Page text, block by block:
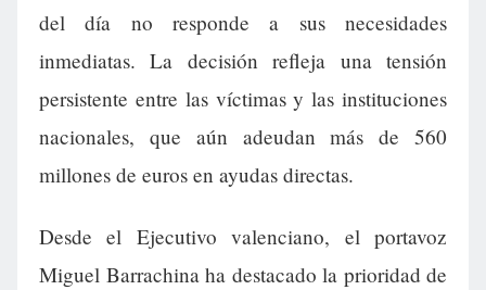
del día no responde a sus necesidades
inmediatas. La decisión refleja una tensión
persistente entre las víctimas y las instituciones
nacionales, que aún adeudan más de 560
millones de euros en ayudas directas.
Desde el Ejecutivo valenciano, el portavoz
Miguel Barrachina ha destacado la prioridad de